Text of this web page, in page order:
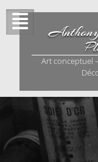
content
Art conceptuel